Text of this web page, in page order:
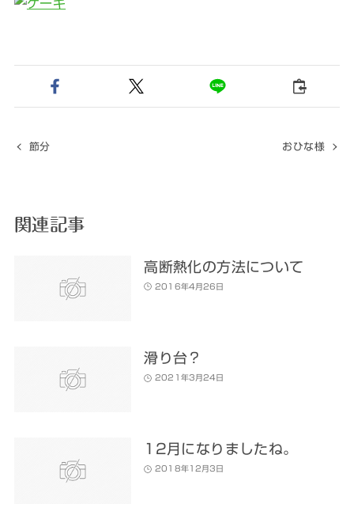
節分 おひな様
関連記事
高断熱化の方法について
2016年4月26日
滑り台？
2021年3月24日
12月になりましたね。
2018年12月3日